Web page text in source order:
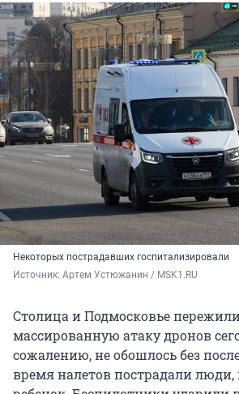
Некоторых пострадавших госпитализировали
Источник: Артем Устюжанин / MSK1.RU
Столица и Подмосковье
массированную атаку дронов
сожалению, не обошлось без
время налетов пострадали люди,